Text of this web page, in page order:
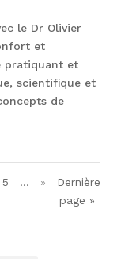
le Dr Olivier
et
pratiquant et
scientifique et
de
5 … »
Dernière
page »